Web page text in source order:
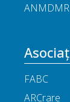
ANMDMR
FABC
ARCrare